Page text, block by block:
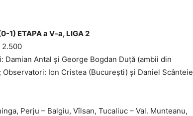
1) ETAPA a V-a, LIGA 2
2.500
Antal şi George Bogdan Duţă (ambii din
Observatori: Ion Cristea (Bucureşti) şi Daniel Scânteie
Perju – Balgiu, Vîlsan, Tucaliuc – Val. Munteanu,